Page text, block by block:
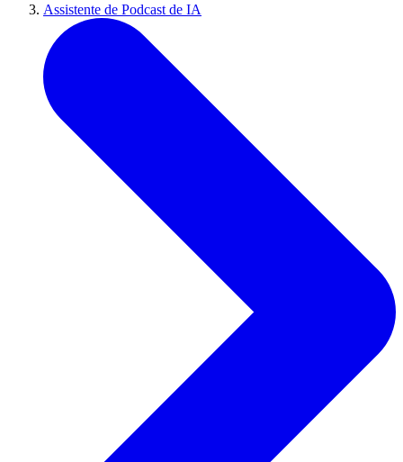
Assistente de Podcast de IA